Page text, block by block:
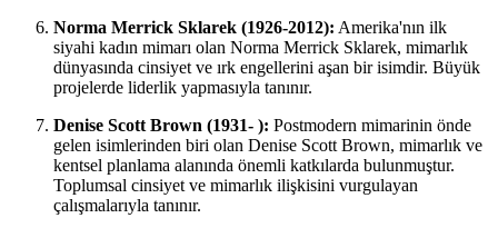
Norma Merrick Sklarek (1926-2012): Amerika'nın ilk
siyahi kadın mimarı olan Norma Merrick Sklarek, mimarlık
dünyasında cinsiyet ve ırk engellerini aşan bir isimdir. Büyük
projelerde liderlik yapmasıyla tanınır.
Denise Scott Brown (1931- ): Postmodern mimarinin önde
gelen isimlerinden biri olan Denise Scott Brown, mimarlık ve
kentsel planlama alanında önemli katkılarda bulunmuştur.
Toplumsal cinsiyet ve mimarlık ilişkisini vurgulayan
çalışmalarıyla tanınır.